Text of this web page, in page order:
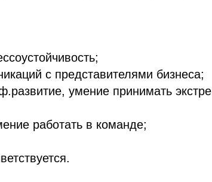
с представителями бизнеса;
умение принимать
работать в команде;